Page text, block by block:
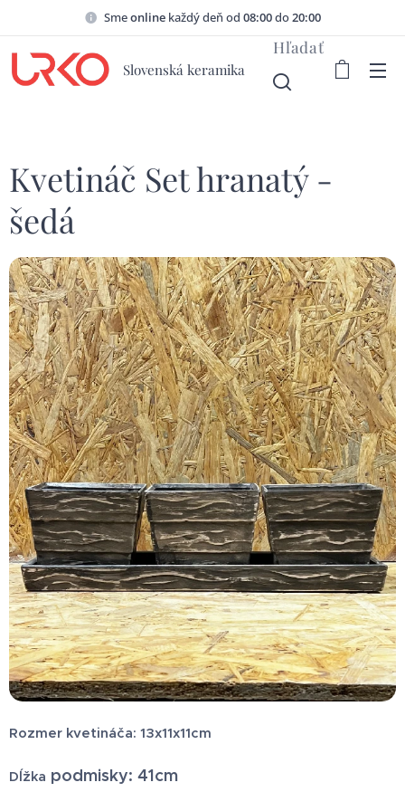
Smeonline každý deň od 08:00do20:00
Slovenská keramika
Hľadať
Kvetináč Set hranatý -
šedá
Rozmer kvetináča: 13x11x11cm
Dĺžka podmisky: 41cm